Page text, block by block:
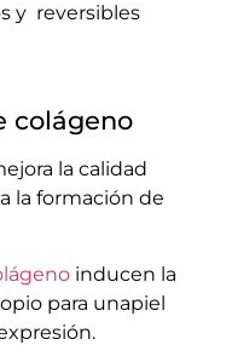
y reversibles
colágeno
la calidad
la formación de
inducen la
para unapiel